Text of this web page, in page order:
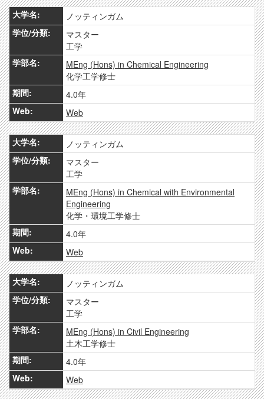
ノッティンガム
マスター
工学
MEng (Hons) in Chemical Engineering
化学工学修士
4.0年
Web
ノッティンガム
マスター
工学
MEng (Hons) in Chemical with Environmental
Engineering
化学・環境工学修士
4.0年
Web
ノッティンガム
マスター
工学
MEng (Hons) in Civil Engineering
土木工学修士
4.0年
Web